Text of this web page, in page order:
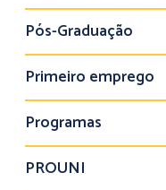
Pós-Graduação
Primeiro emprego
Programas
PROUNI